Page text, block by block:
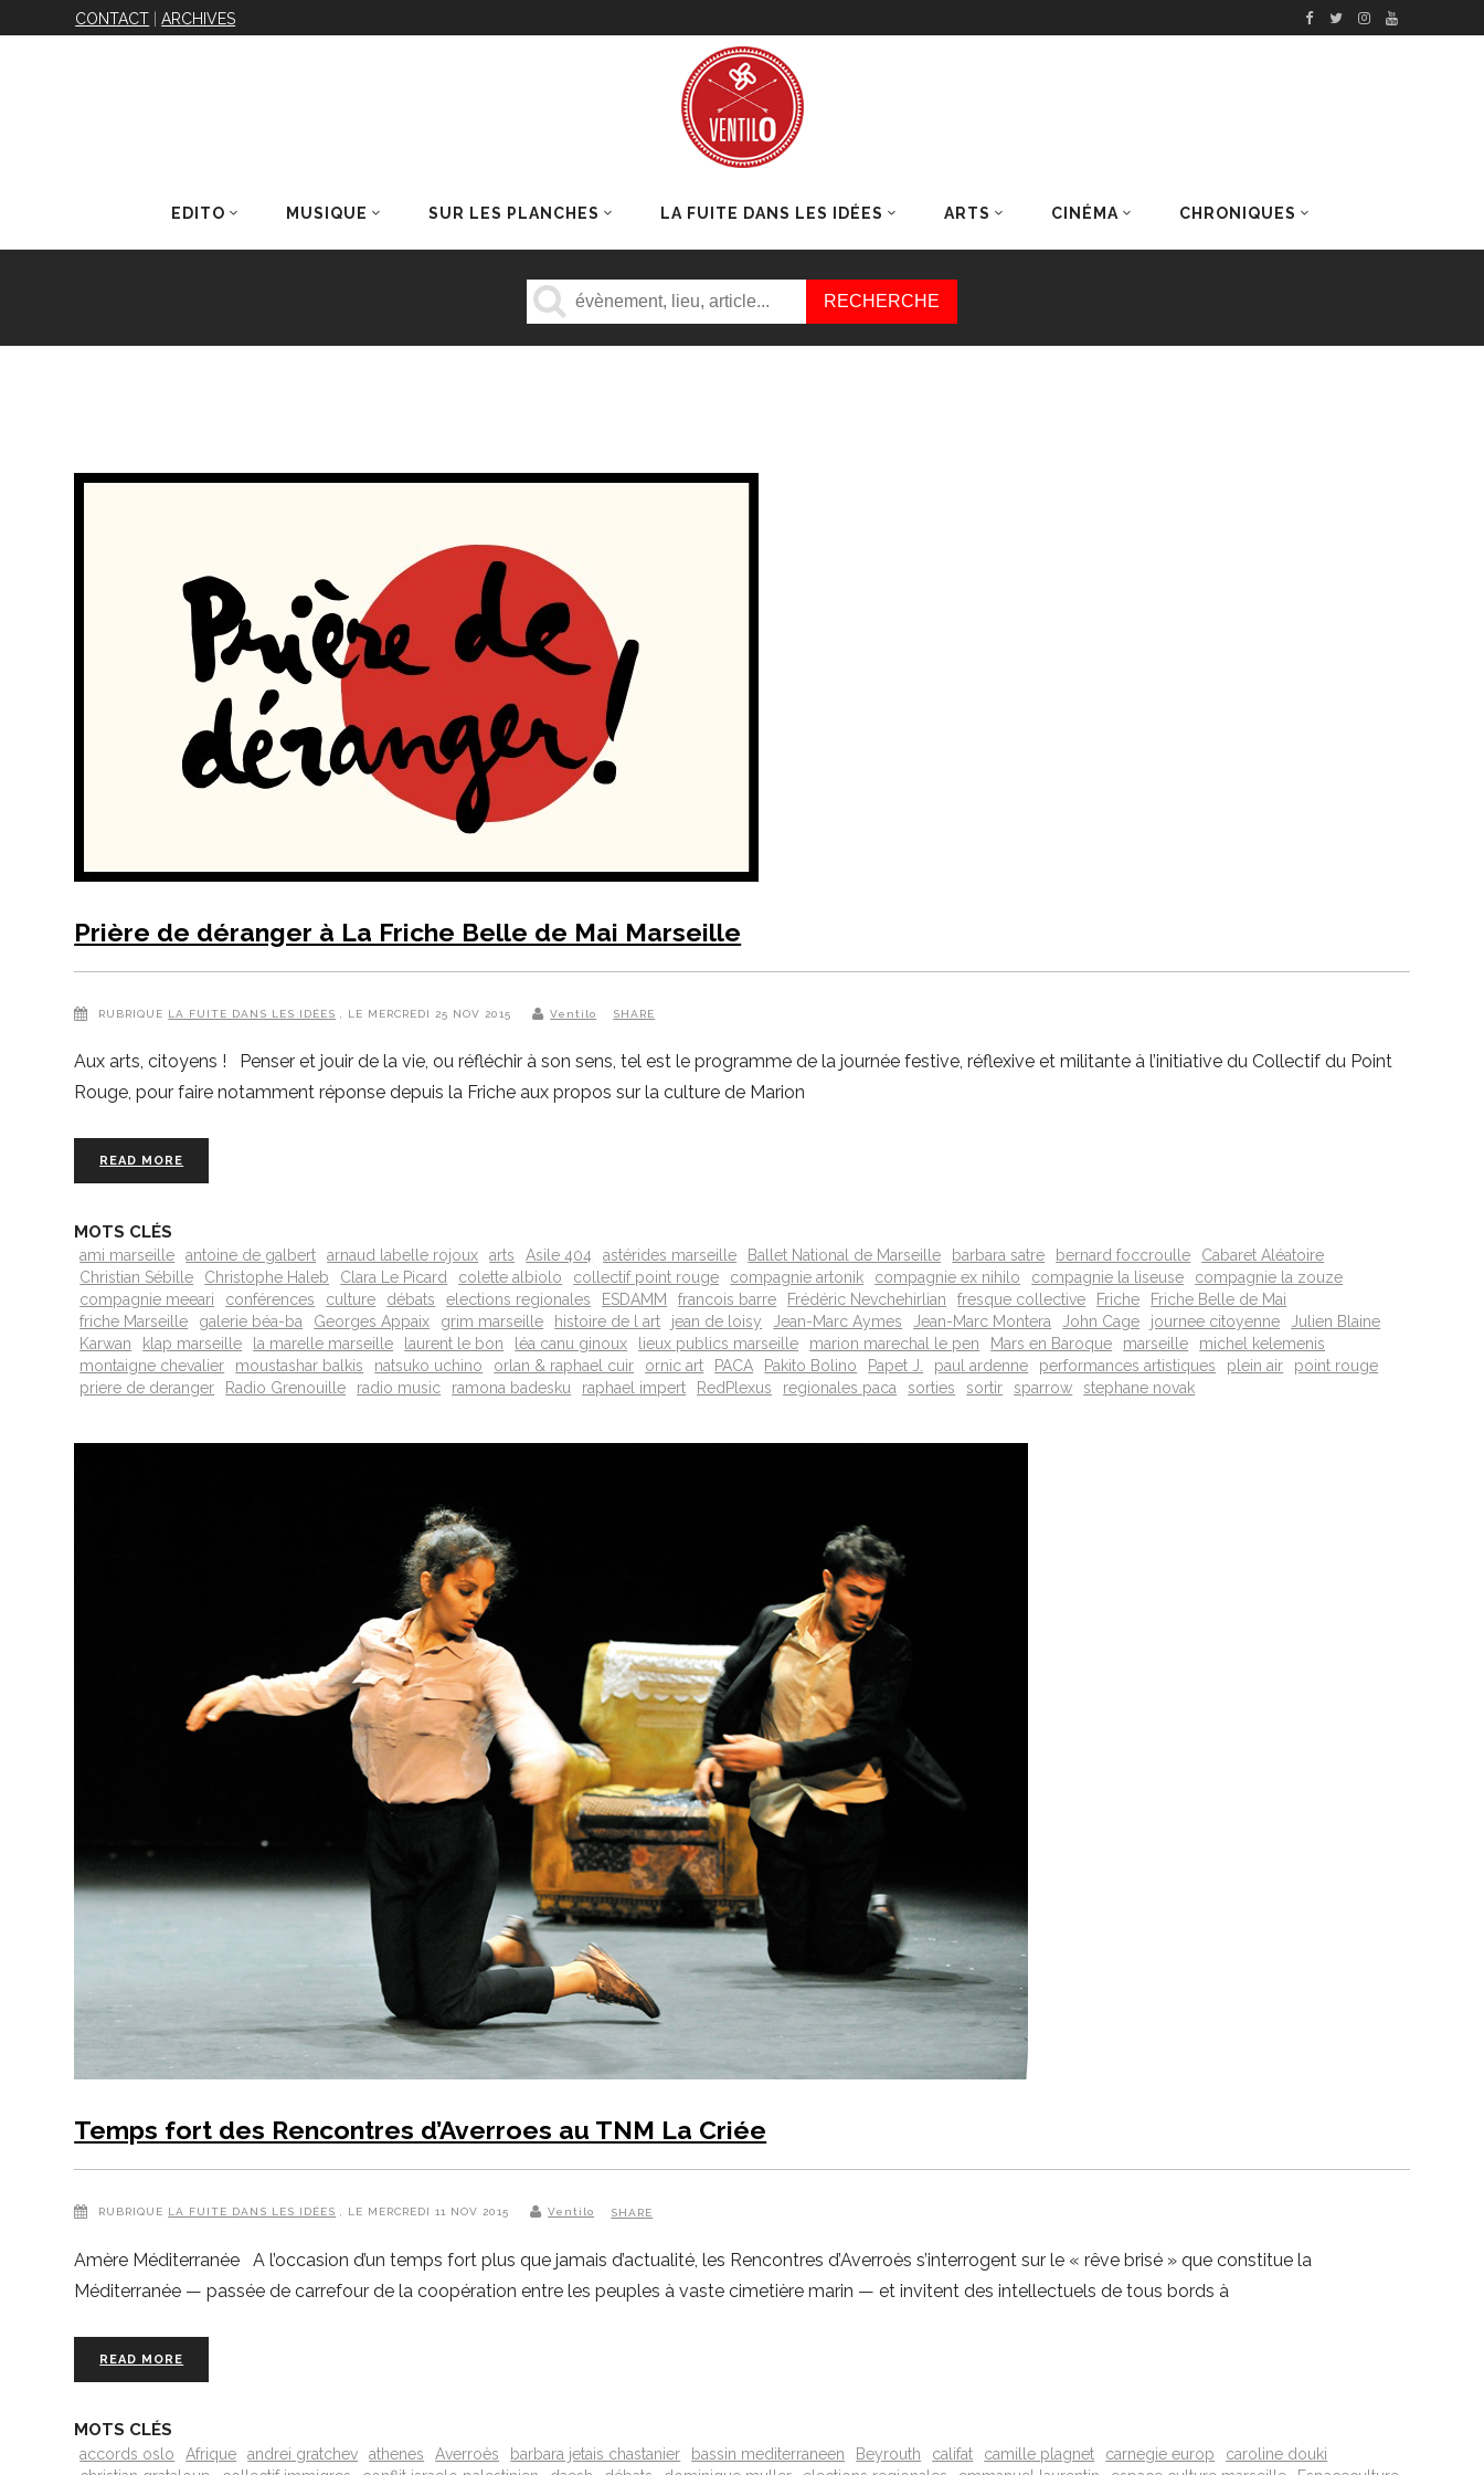
CONTACT |ARCHIVES
EDITO MUSIQUE SUR LES PLANCHES LA FUITE DANS LES IDÉES ARTS CINÉMA CHRONIQUES
DERNIERS ARTICLES
Prière de déranger à La Friche Belle de Mai Marseille
RUBRIQUE LA FUITE DANS LES IDÉES , LE MERCREDI 25 NOV 2015 Ventilo SHARE
Aux arts, citoyens ! Penser et jouir de la vie, ou réfléchir à son sens, tel est le programme de la journée festive, réflexive et militante à l’initiative du Collectif du Point
Rouge, pour faire notamment réponse depuis la Friche aux propos sur la culture de Marion
READ MORE
MOTS CLÉS
ami marseille antoine de galbert arnaud labelle rojoux arts Asile 404 astérides marseille Ballet National de Marseille barbara satre bernard foccroulle
Cabaret Aléatoire
Christian Sébille
Christophe Haleb Clara Le Picard colette albiolo collectif point rouge compagnie artonik compagnie ex nihilo compagnie la liseuse
compagnie la zouze
compagnie meeari
conférences culture débats elections regionales ESDAMM francois barre Frédéric Nevchehirlian fresque collective Friche
Friche Belle de Mai
friche Marseille
galerie béa-ba Georges Appaix grim marseille histoire de l art jean de loisy Jean-Marc Aymes Jean-Marc Montera John Cage journee citoyenne
Julien Blaine
Karwan
klap marseille la marelle marseille laurent le bon léa canu ginoux lieux publics marseille marion marechal le pen Mars en Baroque marseille
michel kelemenis
montaigne chevalier
moustashar balkis natsuko uchino orlan & raphael cuir ornic art PACA Pakito Bolino Papet J. paul ardenne performances artistiques plein air
point rouge
priere de deranger
Radio Grenouille radio music ramona badesku raphael impert RedPlexus regionales paca sorties sortir sparrow stephane novak
Temps fort des Rencontres d’Averroes au TNM La Criée
RUBRIQUE LA FUITE DANS LES IDÉES , LE MERCREDI 11 NOV 2015 Ventilo SHARE
Amère Méditerranée A l’occasion d’un temps fort plus que jamais d’actualité, les Rencontres d’Averroès s’interrogent sur le « rêve brisé » que constitue la
Méditerranée — passée de carrefour de la coopération entre les peuples à vaste cimetière marin — et invitent des intellectuels de tous bords à
READ MORE
MOTS CLÉS
accords oslo Afrique andrei gratchev athenes Averroès barbara jetais chastanier bassin mediterraneen Beyrouth califat camille plagnet carnegie europ
caroline douki